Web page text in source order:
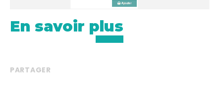
En savoir plus
PARTAGER